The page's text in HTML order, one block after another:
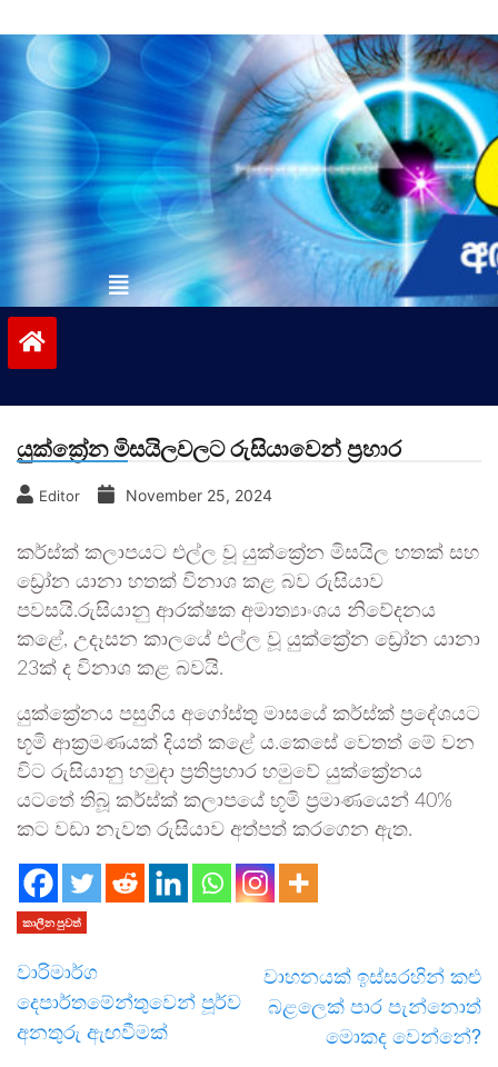
to
contentvinivida.lk
යුක්ක්‍රේන මිසයිලවලට රුසියාවෙන් ප්‍රහාර
Editor November 25, 2024
කර්ස්ක් කලාපයට එල්ල වූ යුක්ක්‍රේන මිසයිල හතක් සහ
ඩ්‍රෝන යානා හතක් විනාශ කළ බව රුසියාව
පවසයි.රුසියානු ආරක්ෂක අමාත්‍යාංශය නිවේදනය
කළේ, උදෑසන කාලයේ එල්ල වූ යුක්ක්‍රේන ඩ්‍රෝන යානා
23ක් ද විනාශ කළ බවයි.
යුක්ක්‍රේනය පසුගිය අගෝස්තු මාසයේ කර්ස්ක් ප්‍රදේශයට
භූමි ආක්‍රමණයක් දියත් කළේ ය.කෙසේ වෙතත් මේ වන
විට රුසියානු හමුදා ප්‍රතිප්‍රහාර හමුවේ යුක්ක්‍රේනය
යටතේ තිබූ කර්ස්ක් කලාපයේ භූමි ප්‍රමාණයෙන් 40%
කට වඩා නැවත රුසියාව අත්පත් කරගෙන ඇත.
කාලීන පුවත්
වාරිමාර්ග
දෙපාර්තමේන්තුවෙන් පූර්ව
අනතුරු ඇඟවීමක්
වාහනයක් ඉස්සරහින් කළු
බළලෙක් පාර පැන්නොත්
මොකද වෙන්නේ?